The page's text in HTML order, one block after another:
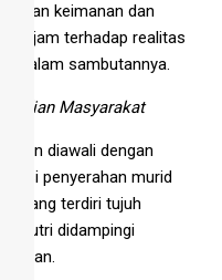
keimanan dan
tajam terhadap realitas
dalam sambutannya.
Masyarakat
diawali dengan
penyerahan murid
yang terdiri tujuh
putri didampingi